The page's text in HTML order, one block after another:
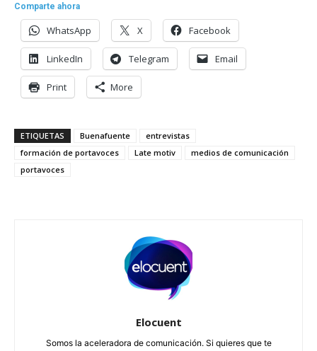
Comparte ahora
WhatsApp X Facebook
LinkedIn Telegram Email
Print More
ETIQUETAS Buenafuente
entrevistas
formación de portavoces
Late motiv
medios de comunicación
portavoces
Elocuent
Somos la aceleradora de comunicación. Si quieres que te